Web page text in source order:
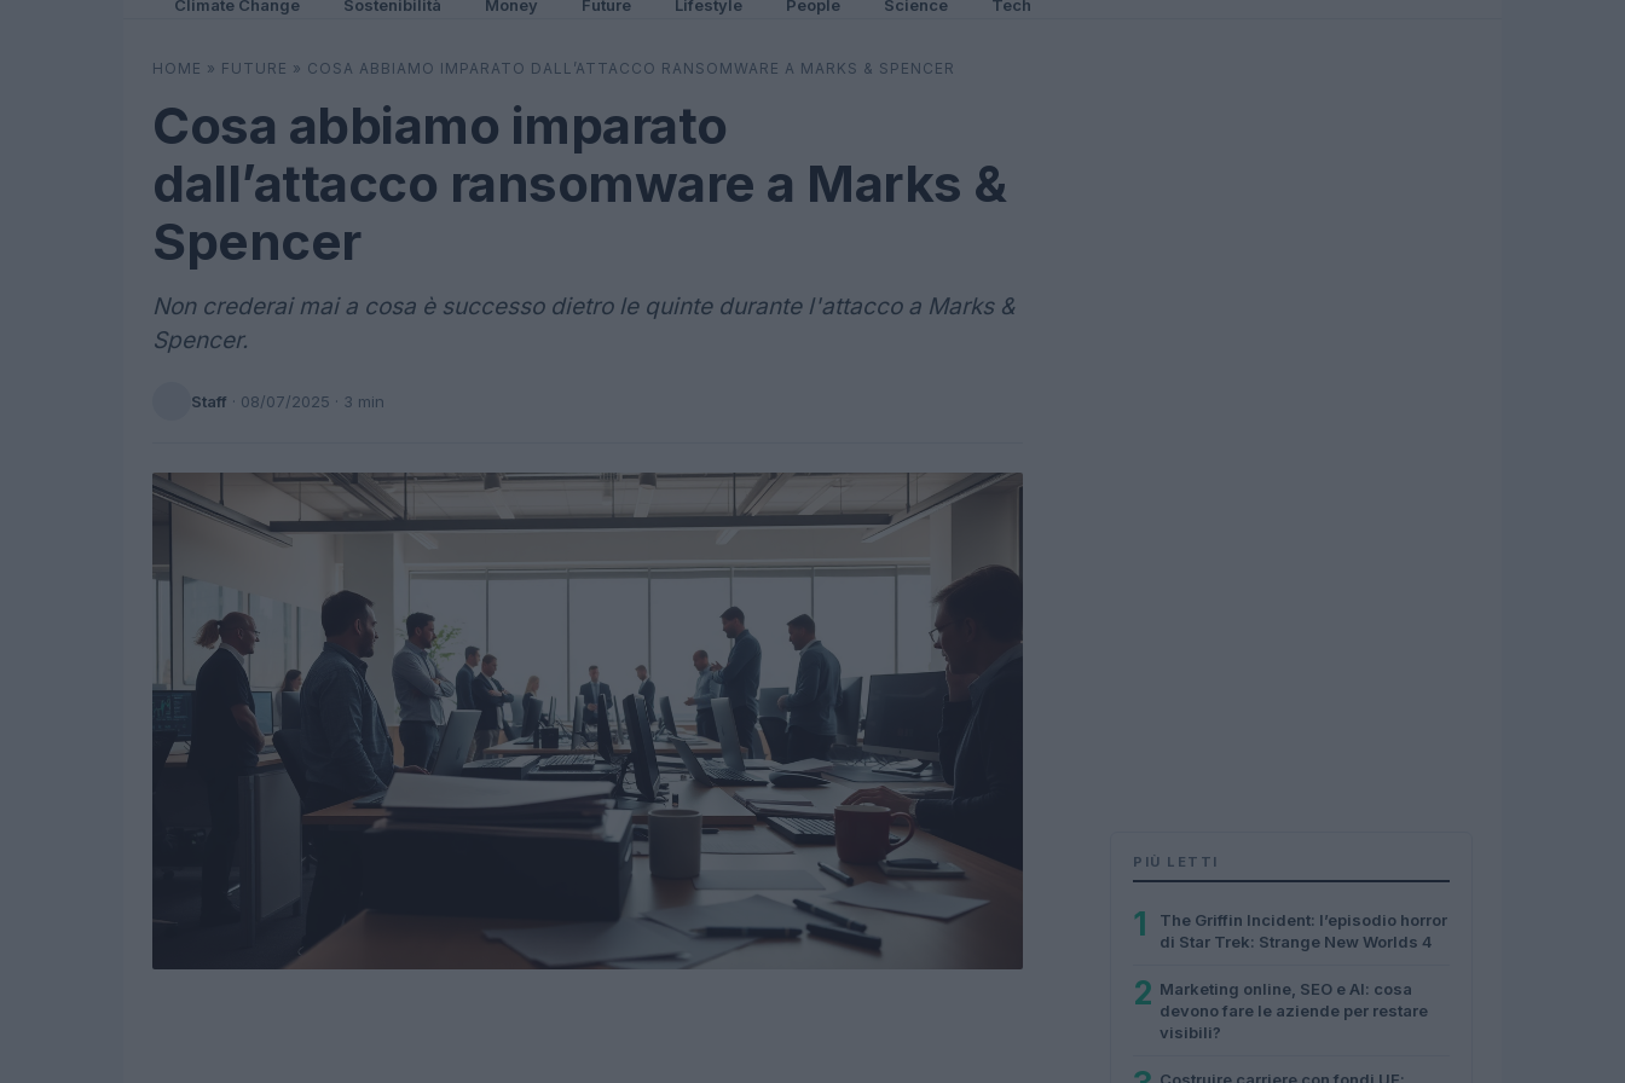
Climate Change Sostenibilità Money Future Lifestyle People Science Tech
HOME » FUTURE » COSA ABBIAMO IMPARATO DALL’ATTACCO RANSOMWARE A MARKS & SPENCER
Cosa abbiamo imparato
dall’attacco ransomware a Marks &
Spencer
Non crederai mai a cosa è successo dietro le quinte durante l'attacco a Marks &
Spencer.
Staff · 08/07/2025 · 3 min
PIÙ LETTI
1
The Griffin Incident: l’episodio horror
di Star Trek: Strange New Worlds 4
2 Marketing online, SEO e AI: cosa
devono fare le aziende per restare
visibili?